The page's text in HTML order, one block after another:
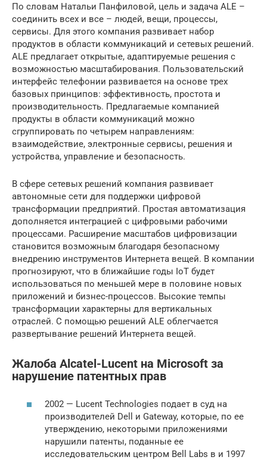
По словам Натальи Панфиловой, цель и задача ALE –
соединить всех и все – людей, вещи, процессы,
сервисы. Для этого компания развивает набор
продуктов в области коммуникаций и сетевых решений.
ALE предлагает открытые, адаптируемые решения с
возможностью масштабирования. Пользовательский
интерфейс телефонии развивается на основе трех
базовых принципов: эффективность, простота и
производительность. Предлагаемые компанией
продукты в области коммуникаций можно
сгруппировать по четырем направлениям:
взаимодействие, электронные сервисы, решения и
устройства, управление и безопасность.
В сфере сетевых решений компания развивает
автономные сети для поддержки цифровой
трансформации предприятий. Простая автоматизация
дополняется интеграцией с цифровыми рабочими
процессами. Расширение масштабов цифровизации
становится возможным благодаря безопасному
внедрению инструментов Интернета вещей. В компании
прогнозируют, что в ближайшие годы IоT будет
использоваться по меньшей мере в половине новых
приложений и бизнес-процессов. Высокие темпы
трансформации характерны для вертикальных
отраслей. С помощью решений ALE облегчается
развертывание решений Интернета вещей.
Жалоба Alcatel-Lucent на Microsoft за
нарушение патентных прав
2002 — Lucent Technologies подает в суд на
производителей Dell и Gateway, которые, по ее
утверждению, некоторыми приложениями
нарушили патенты, поданные ее
исследовательским центром Bell Labs в и 1997